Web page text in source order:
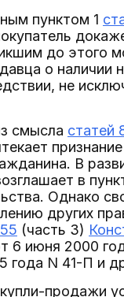
пунктом 1
до этого
о наличии
не
смысла статей
В
в
Однако
других
(часть 3)
6 июня 2000
года N 41-П и
продажи